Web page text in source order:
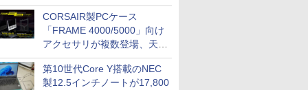
CORSAIR製PCケース
「FRAME 4000/5000」向け
アクセサリが複数登場、天然
木製パネルや背面コネクタ対
応トレイなど
第10世代Core Y搭載のNEC
製12.5インチノートが17,800